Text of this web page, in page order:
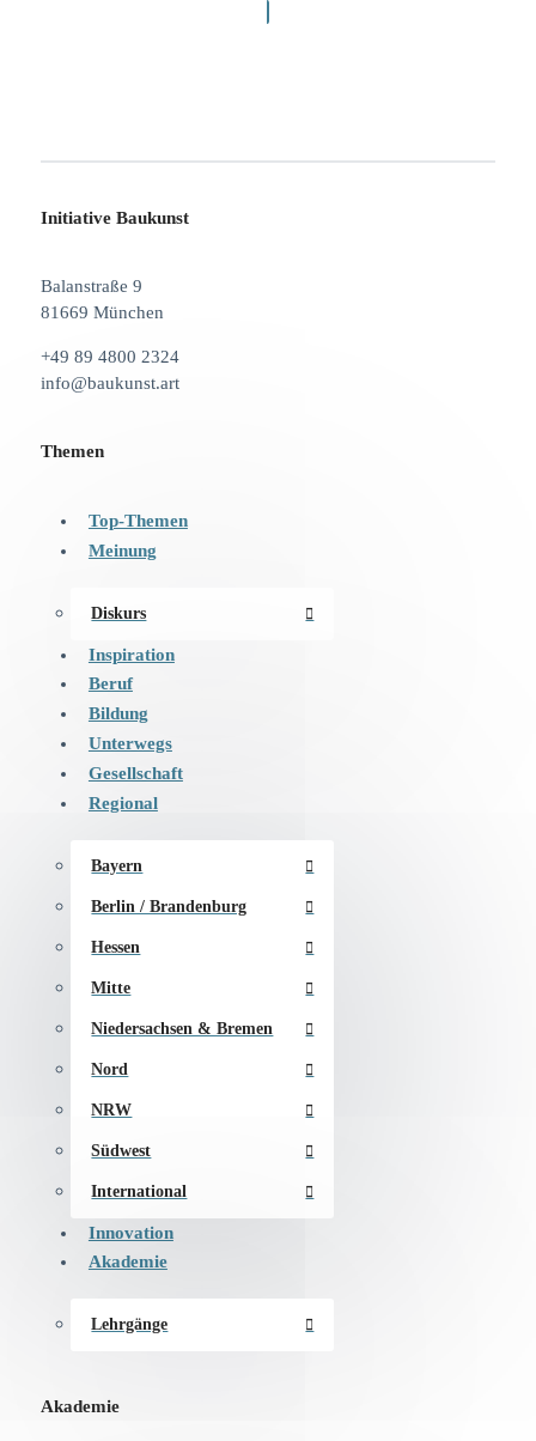
Initiative Baukunst
Balanstraße 9
81669 München
+49 89 4800 2324
info@baukunst.art
Themen
Top-Themen
Meinung
Diskurs
Inspiration
Beruf
Bildung
Unterwegs
Gesellschaft
Regional
Bayern
Berlin / Brandenburg
Hessen
Mitte
Niedersachsen & Bremen
Nord
NRW
Südwest
International
Innovation
Akademie
Lehrgänge
Akademie